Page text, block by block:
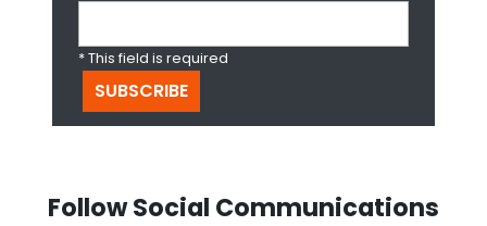
* This field is required
Follow Social Communications